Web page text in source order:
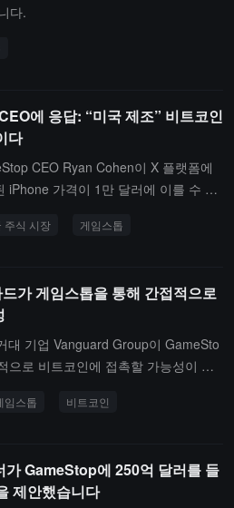
다.
에 응답: “미국 제조” 비트코인
다
CEO Ryan Cohen이 X 플랫폼에
iPhone 가격이 1만 달러에 이를 수 있
" 비트코인이 100만 달러에 이를 것
말했습니다. 시장의 공황 상황에서
것만 팔고, 그들이 팔고 싶은 것은 팔
주식 시장 게임스톱
가 게임스톱을 통해 간접적으로
대 기업 Vanguard Group이 GameSto
으로 비트코인에 접촉할 가능성이 있
겠다고 발표하여 시장의 광범위한 관
년 12월에는 비트코인을 "투기성
"고 공개적으로 언급했습니다. 이번
임스톱 비트코인
GameStop에 250억 달러를 들
제안했습니다